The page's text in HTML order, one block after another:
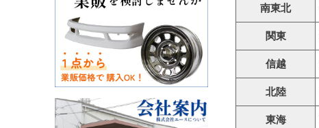
南東北
関東
信越
北陸
東海